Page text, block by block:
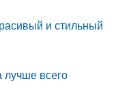
и стильный
лучше всего